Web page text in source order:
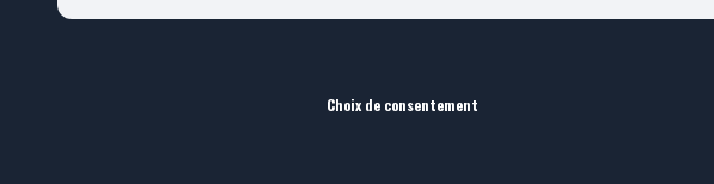
Choix de consentement